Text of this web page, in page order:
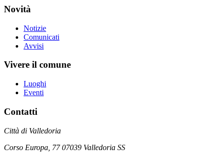
Novità
Notizie
Comunicati
Avvisi
Vivere il comune
Luoghi
Eventi
Contatti
Città di Valledoria
Corso Europa, 77 07039 Valledoria SS